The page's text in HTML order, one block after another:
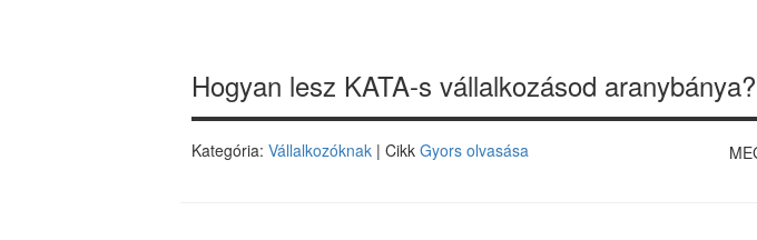
Hogyan lesz KATA-s vállalkozásod aranybánya?
Kategória: Vállalkozóknak | Cikk Gyors olvasása